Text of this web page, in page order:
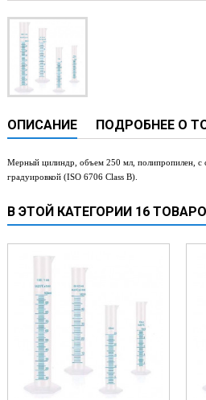
шприцевые и инфузионные
аппараты
кровати
коагуляторы
ОПИСАНИЕ ПОДРОБНЕЕ О
Мерный цилиндр, объем 250 мл полипропилен, с
градуировкой (ISO 6706 Class B).
В ЭТОЙ КАТЕГОРИИ 16